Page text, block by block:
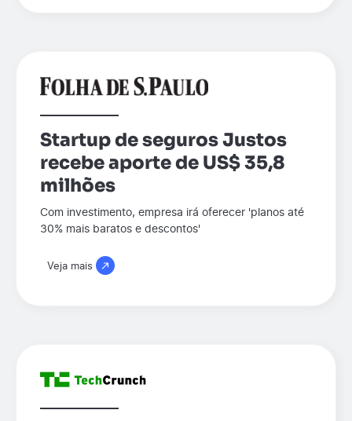
Startup de seguros Justos
recebe aporte de US$ 35,8
milhões
Com investimento, empresa irá oferecer 'planos até
30% mais baratos e descontos'
Veja mais